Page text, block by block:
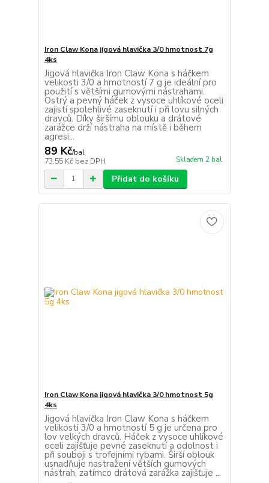
Iron Claw Kona jigová hlavička 3/0 hmotnost 7g
4ks
Jigová hlavička Iron Claw Kona s háčkem
velikosti 3/0 a hmotností 7 g je ideální pro
použití s většími gumovými nástrahami.
Ostrý a pevný háček z vysoce uhlíkové oceli
zajistí spolehlivé zaseknutí i při lovu silných
dravců. Díky širšímu oblouku a drátové
zarážce drží nástraha na místě i během
agresi...
89 Kč/bal
73,55 Kč bez DPH Skladem 2 bal
Přidat do košíku
Iron Claw Kona jigová hlavička 3/0 hmotnost 5g
4ks
Jigová hlavička Iron Claw Kona s háčkem
velikosti 3/0 a hmotností 5 g je určena pro
lov velkých dravců. Háček z vysoce uhlíkové
oceli zajišťuje pevné zaseknutí a odolnost i
při souboji s trofejními rybami. Širší oblouk
usnadňuje nastražení větších gumových
nástrah, zatímco drátová zarážka zajišťuje ...